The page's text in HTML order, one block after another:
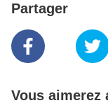
Partager
Vous aimerez